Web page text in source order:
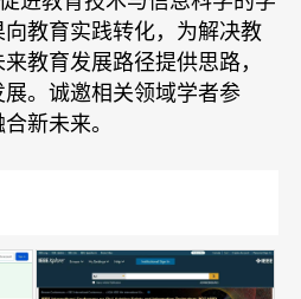
教育实践转化，为解决教
教育发展路径提供思路，
。诚邀相关领域学者参
新未来。